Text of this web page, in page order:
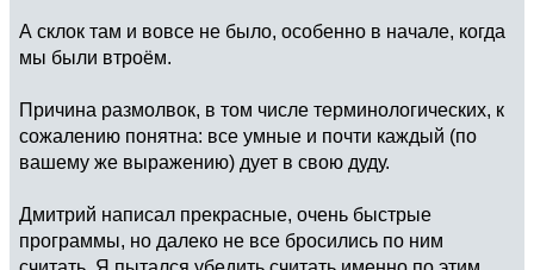
А склок там и вовсе не было, особенно в начале, когда
мы были втроём.
Причина размолвок, в том числе терминологических, к
сожалению понятна: все умные и почти каждый (по
вашему же выражению) дует в свою дуду.
Дмитрий написал прекрасные, очень быстрые
программы, но далеко не все бросились по ним